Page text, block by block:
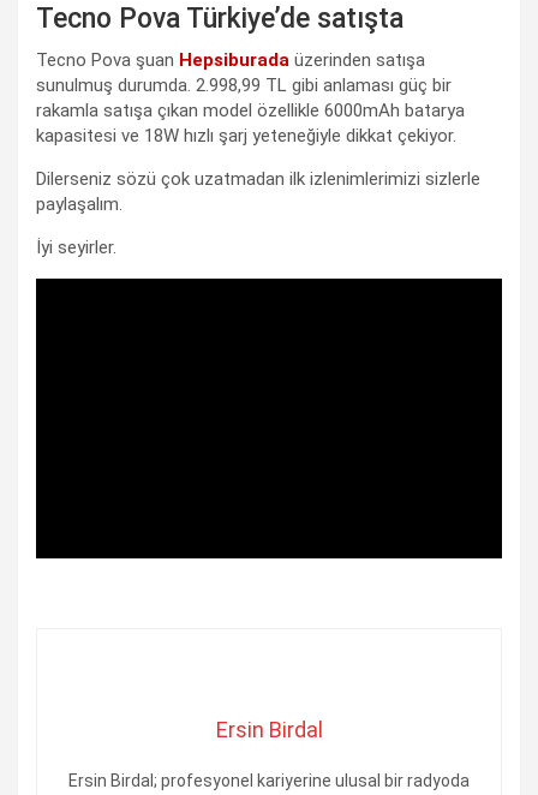
Tecno Pova Türkiye’de satışta
Tecno Pova şuan Hepsiburada üzerinden satışa
sunulmuş durumda. 2.998,99 TL gibi anlaması güç bir
rakamla satışa çıkan model özellikle 6000mAh batarya
kapasitesi ve 18W hızlı şarj yeteneğiyle dikkat çekiyor.
Dilerseniz sözü çok uzatmadan ilk izlenimlerimizi sizlerle
paylaşalım.
İyi seyirler.
Ersin Birdal
Ersin Birdal; profesyonel kariyerine ulusal bir radyoda